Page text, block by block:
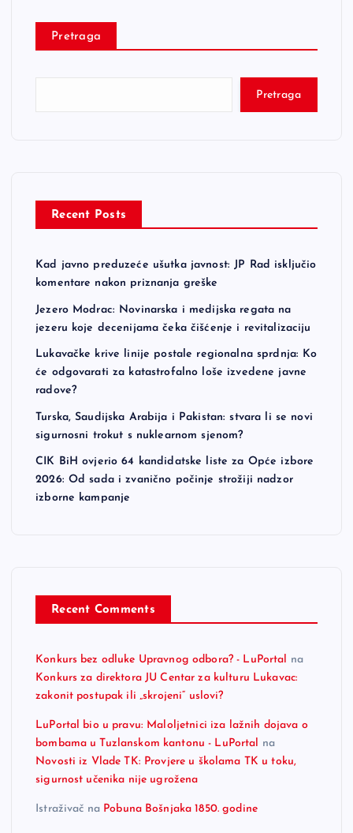
Pretraga
Pretraga
Recent Posts
Kad javno preduzeće ušutka javnost: JP Rad isključio
komentare nakon priznanja greške
Jezero Modrac: Novinarska i medijska regata na
jezeru koje decenijama čeka čišćenje i revitalizaciju
Lukavačke krive linije postale regionalna sprdnja: Ko
će odgovarati za katastrofalno loše izvedene javne
radove?
Turska, Saudijska Arabija i Pakistan: stvara li se novi
sigurnosni trokut s nuklearnom sjenom?
CIK BiH ovjerio 64 kandidatske liste za Opće izbore
2026: Od sada i zvanično počinje strožiji nadzor
izborne kampanje
Recent Comments
Konkurs bez odluke Upravnog odbora? - LuPortal na
Konkurs za direktora JU Centar za kulturu Lukavac:
zakonit postupak ili „skrojeni“ uslovi?
LuPortal bio u pravu: Maloljetnici iza lažnih dojava o
bombama u Tuzlanskom kantonu - LuPortal na
Novosti iz Vlade TK: Provjere u školama TK u toku,
sigurnost učenika nije ugrožena
Istraživač na Pobuna Bošnjaka 1850. godine